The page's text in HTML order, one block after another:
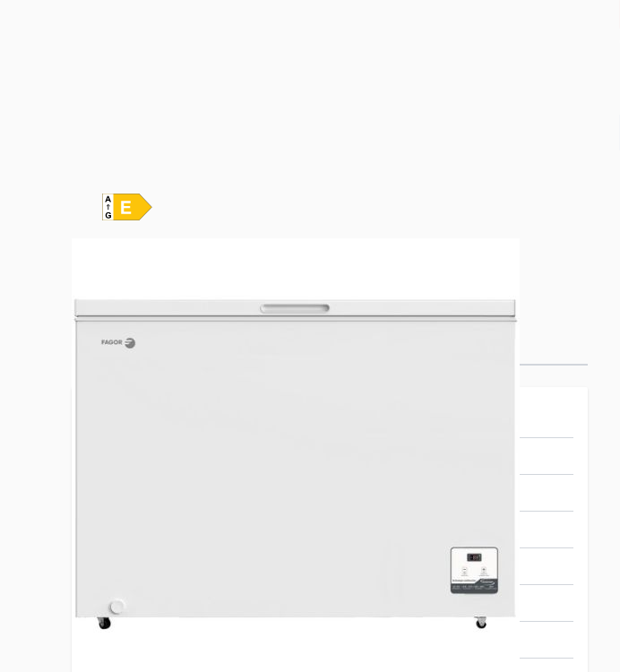
Plus d’information
EAN